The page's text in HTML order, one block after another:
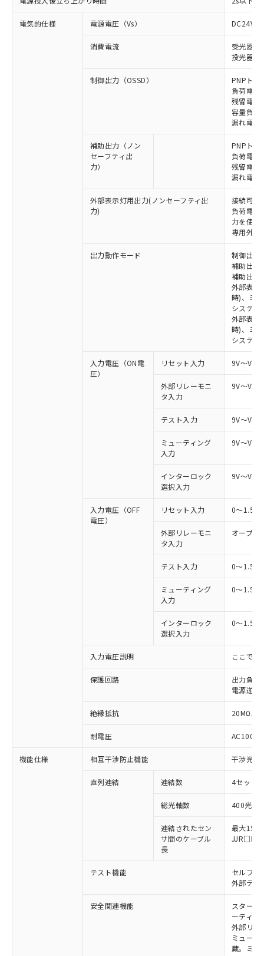
電気的仕様 電源電圧（Vs）
消費電流
受光器:
投光器:
制御出力（OSSD）
PNPトラ
負荷電流
残留電圧
容量負荷
漏れ電流
補助出力（ノン
セーフティ出
力）
PNPトラ
負荷電流
残留電圧
漏れ電流
外部表示灯用出力(ノンセーフティ出
力)
接続可能
負荷電流
力を使用
専用外部
出力動作モード
制御出力
補助出力
補助出力
外部表示
時)、ミ
システム
外部表示
時)、ミ
システム
入力電圧（ON電
圧）
リセット入力 9V～Vs
外部リレーモニ
タ入力
9V～Vs
テスト入力 9V～Vs
ミューティング
入力
9V～Vs
インターロック
選択入力
9V～Vs
入力電圧（OFF
電圧）
リセット入力 0～1.5V
外部リレーモニ
タ入力
オープン
テスト入力 0～1.5V
ミューティング
入力
0～1.5V
インターロック
選択入力
0～1.5V
入力電圧説明 ここでの
保護回路
出力負荷
電源逆接
絶縁抵抗 20MΩ以
耐電圧
機能仕様 相互干渉防止機能 干渉光回
直列連結 連結数 4セット
総光軸数 400光軸
連結されたセン
サ間のケーブル
長
最大15m
JJR□L）
テスト機能
セルフテ
外部テス
安全関連機能
スタート
ーティン
外部リレ
ミューテ
蔵。ミュ
以下の条件をお読みいただき、同意のうえ
本サービスは、当社制御機器事業取扱
対応済み：EU RoHS指令（10物質）の
非含有に対応した製品が提供可能な商品で
有に対応した製品に切り替える予定のある
対応予定なし：EU RoHS指令（10物質）の
非含有に非対応の商品で、対応品を出す予
非含有の対応状況を調査中または確認中の
非該当品：ライセンス料など無形物で、有
※1 中国RoHS○×表
「○」：最大均質材料含有率が中国RoHSの
基準値以下であることを示します。